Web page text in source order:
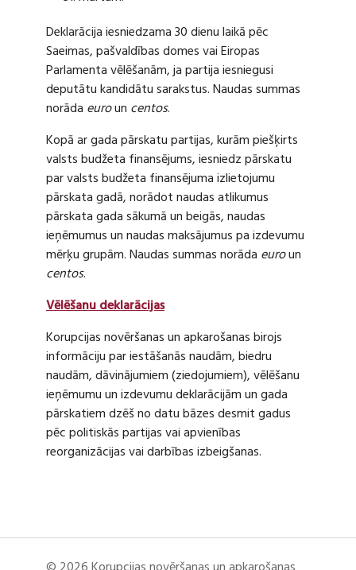
Deklarācija iesniedzama 30 dienu laikā pēc
Saeimas, pašvaldības domes vai Eiropas
Parlamenta vēlēšanām, ja partija iesniegusi
deputātu kandidātu sarakstus. Naudas summas
norāda euroun centos.
Kopā ar gada pārskatu partijas, kurām piešķirts
valsts budžeta finansējums, iesniedz pārskatu
par valsts budžeta finansējuma izlietojumu
pārskata gadā, norādot naudas atlikumus
pārskata gada sākumā un beigās, naudas
ieņēmumus un naudas maksājumus pa izdevumu
mērķu grupām. Naudas summas norāda euroun
centos.
Vēlēšanu deklarācijas
Korupcijas novēršanas un apkarošanas birojs
informāciju par iestāšanās naudām, biedru
naudām, dāvinājumiem (ziedojumiem), vēlēšanu
ieņēmumu un izdevumu deklarācijām un gada
pārskatiem dzēš no datu bāzes desmit gadus
pēc politiskās partijas vai apvienības
reorganizācijas vai darbības izbeigšanas.